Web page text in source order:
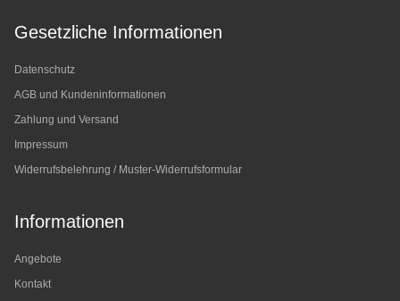
Gesetzliche Informationen
Datenschutz
AGB und Kundeninformationen
Zahlung und Versand
Impressum
Widerrufsbelehrung / Muster-Widerrufsformular
Informationen
Angebote
Kontakt